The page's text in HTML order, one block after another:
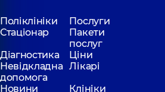
Поліклініки
Послуги
Стаціонар
Пакети
послуг
Діагностика
Ціни
Невідкладна
допомога
Лікарі
Новини
Клініки